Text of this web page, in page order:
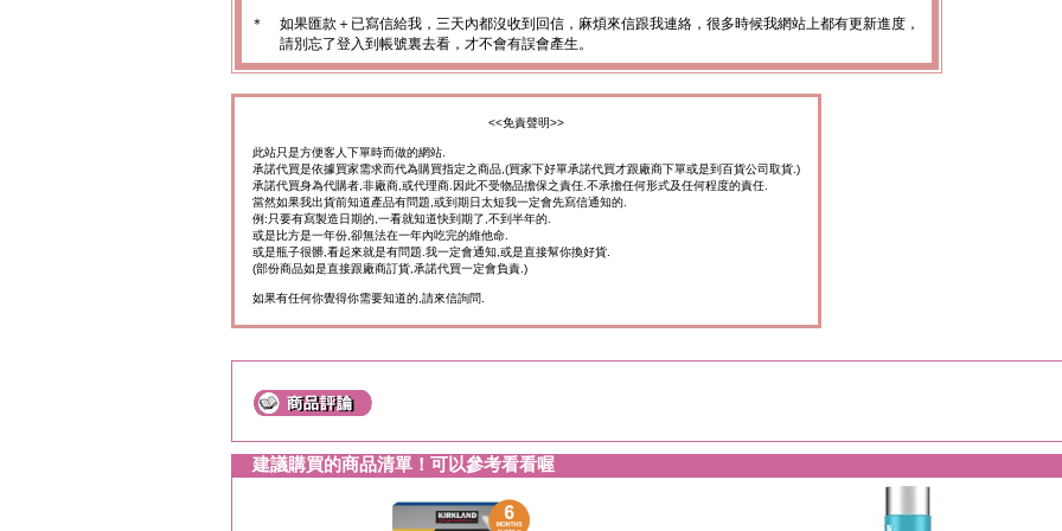
＊
如果匯款＋已寫信給我，三天內都沒收到回信，麻煩來信跟我連絡，很多時候我網站上都有更新進度，
請別忘了登入到帳號裏去看，才不會有誤會產生。
<<免責聲明>>
此站只是方便客人下單時而做的網站.
承諾代買是依據買家需求而代為購買指定之商品,(買家下好單承諾代買才跟廠商下單或是到百貨公司取貨.)
承諾代買身為代購者,非廠商,或代理商.因此不受物品擔保之責任.不承擔任何形式及任何程度的責任.
當然如果我出貨前知道產品有問題,或到期日太短我一定會先寫信通知的.
例:只要有寫製造日期的,一看就知道快到期了,不到半年的.
或是比方是一年份,卻無法在一年內吃完的維他命.
或是瓶子很髒,看起來就是有問題.我一定會通知,或是直接幫你換好貨.
(部份商品如是直接跟廠商訂貨,承諾代買一定會負責.)
如果有任何你覺得你需要知道的,請來信詢問.
建議購買的商品清單！可以參考看看喔